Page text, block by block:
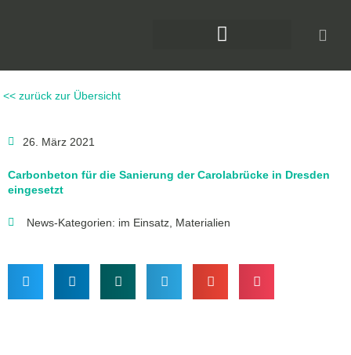
<< zurück zur Übersicht
26. März 2021
Carbonbeton für die Sanierung der Carolabrücke in Dresden
eingesetzt
News-Kategorien: im Einsatz Materialien